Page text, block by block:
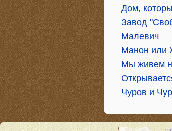
Дом,
Завод
Малевич
Манон или
Мы живем
Чуров и